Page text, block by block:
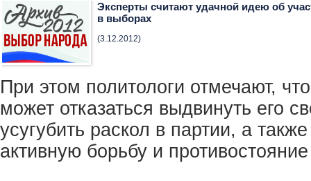
Эксперты считают удачной идею об
в выборах
(3.12.2012)
При этом политологи отмечают,
может отказаться выдвинуть его
усугубить раскол в партии, а
активную борьбу и